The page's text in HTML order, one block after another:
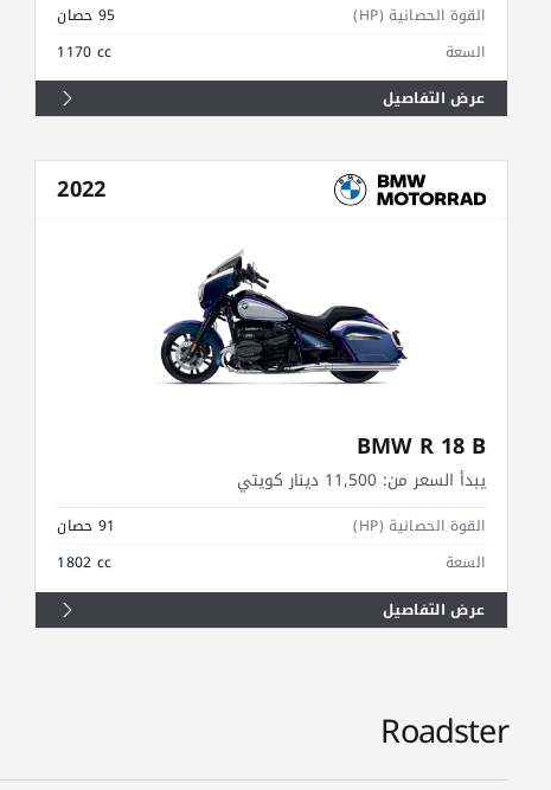
القوة الحصانية (HP)
95 حصان
السعة
1170 cc
عرض التفاصيل
2022
BMW R 18 B
يبدأ السعر من:
القوة الحصانية (HP)
91 حصان
السعة
1802 cc
عرض التفاصيل
Roadster